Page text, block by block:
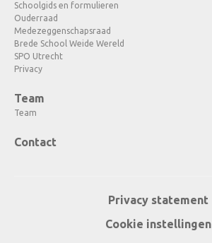
Schoolgids en formulieren
Ouderraad
Medezeggenschapsraad
Brede School Weide Wereld
SPO Utrecht
Privacy
Team
Team
Contact
Privacy statement
Cookie instellingen